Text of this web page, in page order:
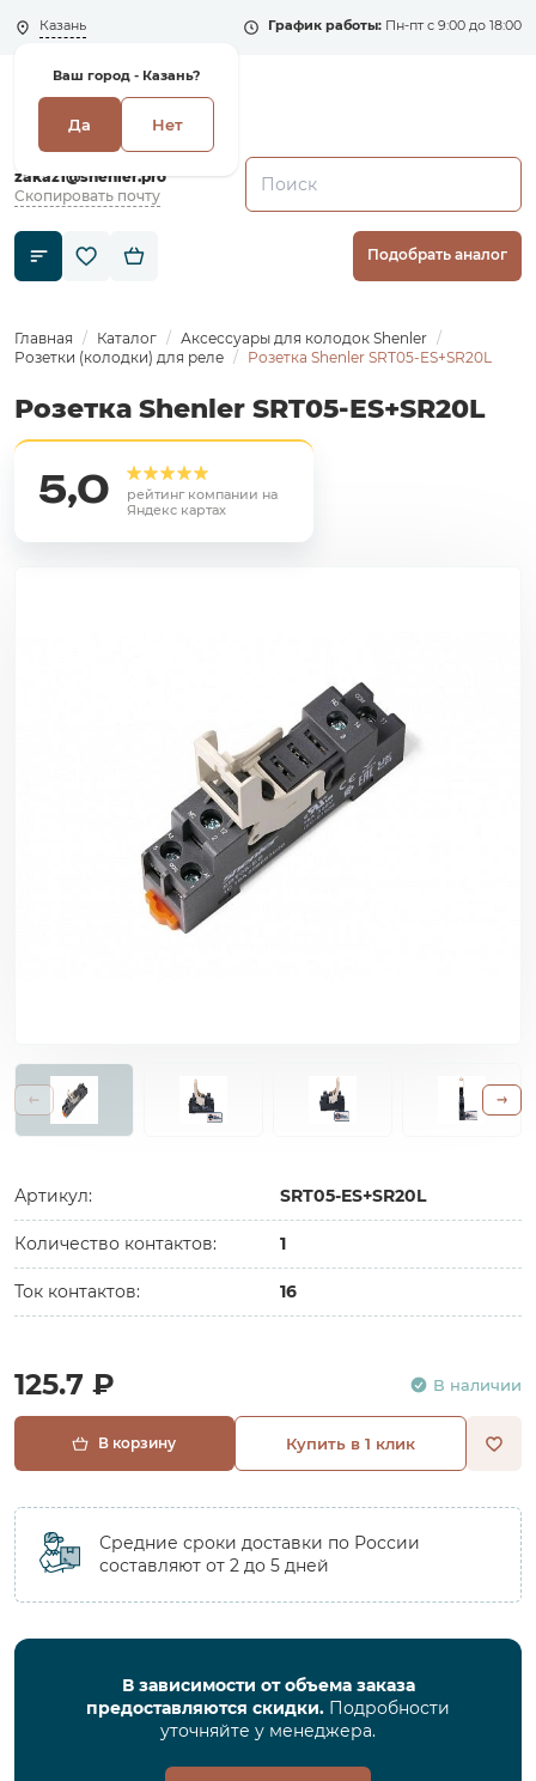
Казань
Ваш город - Казань?
Да Нет
График работы: Пн-пт с 9:00 до 18:00
+7 (495) 135-135-5
zakaz1@shenler.pro
Скопировать почту
Подобрать аналог
Главная Каталог
Аксессуары для колодок Shenler
Розетки (колодки) для реле
Розетка Shenler SRT05-ES+SR20L
Розетка Shenler SRT05-ES+SR20L
5,0
рейтинг компании на
Яндекс картах
Артикул: SRT05-ES+SR20L
Количество контактов: 1
Ток контактов: 16
125.7 ₽ В наличии
В корзину Купить в 1 клик
Средние сроки доставки по России
составляют от 2 до 5 дней
В зависимости от объема заказа
предоставляются скидки. Подробности
уточняйте у менеджера.